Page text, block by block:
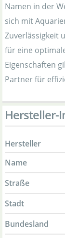
Namen in der
sich mit
Zuverlässigkeit
für eine
Eigenschaften
Partner für
Hersteller-
Hersteller
Name
Straße
Stadt
Bundesland